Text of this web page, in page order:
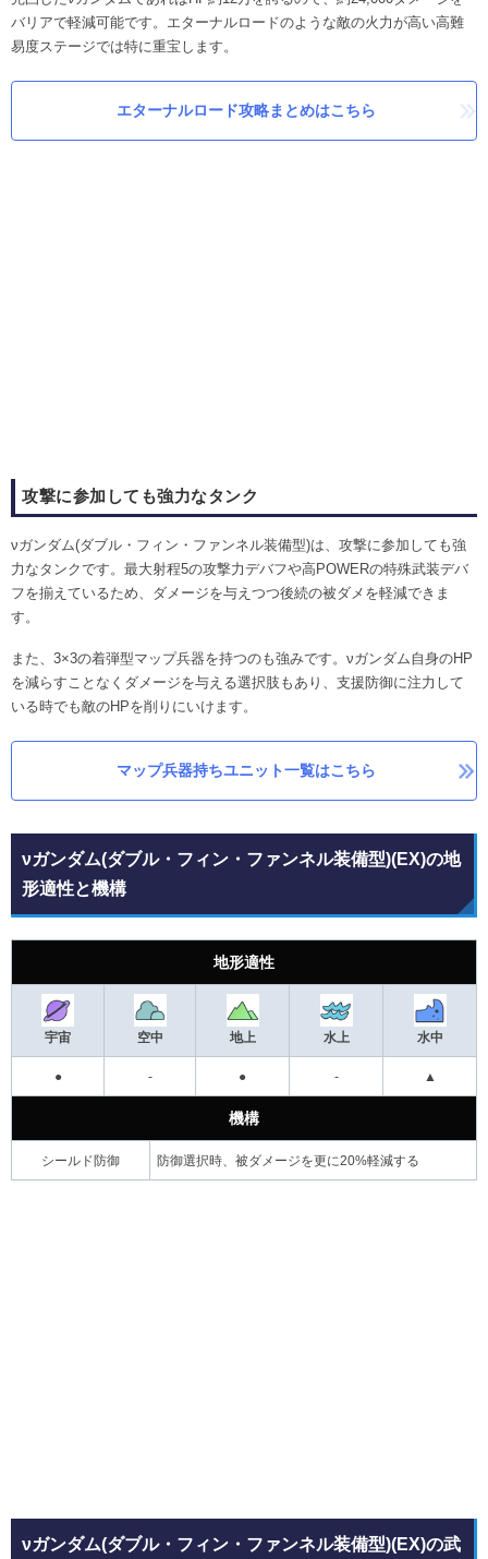
バリアで軽減可能です。エターナルロードのような敵の火力が高い高難
易度ステージでは特に重宝します。
エターナルロード攻略まとめはこちら
攻撃に参加しても強力なタンク
νガンダム(ダブル・フィン・ファンネル装備型)は、攻撃に参加しても強
力なタンクです。最大射程5の攻撃力デバフや高POWERの特殊武装デバ
フを揃えているため、ダメージを与えつつ後続の被ダメを軽減できま
す。
また、3×3の着弾型マップ兵器を持つのも強みです。νガンダム自身のHP
を減らすことなくダメージを与える選択肢もあり、支援防御に注力して
いる時でも敵のHPを削りにいけます。
マップ兵器持ちユニット一覧はこちら
νガンダム(ダブル・フィン・ファンネル装備型)(EX)の地
形適性と機構
地形適性
宇宙 空中 地上 水上 水中
● - ● - ▲
機構
シールド防御 防御選択時、被ダメージを更に20%軽減する
νガンダム(ダブル・フィン・ファンネル装備型)(EX)の武